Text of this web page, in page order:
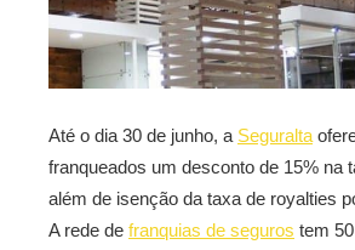
Até o dia 30 de junho, a Seguralta
franqueados um desconto de 15% na
além de isenção da taxa de royalties
A rede de franquias de seguros tem